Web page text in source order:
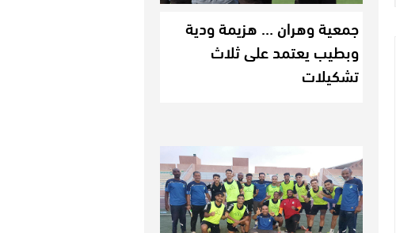
جمعية وهران … هزيمة ودية
وبطيب يعتمد على ثلاث
تشكيلات